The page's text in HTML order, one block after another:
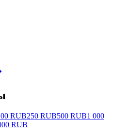
RUB250 RUB500 RUB1 000
RUB